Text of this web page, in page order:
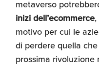
metaverso
inizi dell’ecommerce
motivo per cui le
di perdere quella
prossima rivoluzione